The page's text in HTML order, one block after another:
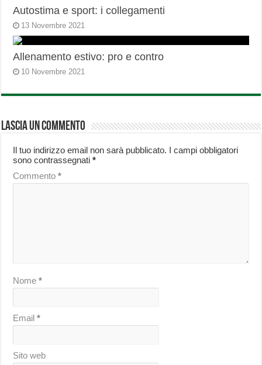
Autostima e sport: i collegamenti
13 Novembre 2021
Allenamento estivo: pro e contro
10 Novembre 2021
Lascia un commento
Il tuo indirizzo email non sarà pubblicato. I campi obbligatori
sono contrassegnati*
Commento*
Nome*
Email*
Sito web